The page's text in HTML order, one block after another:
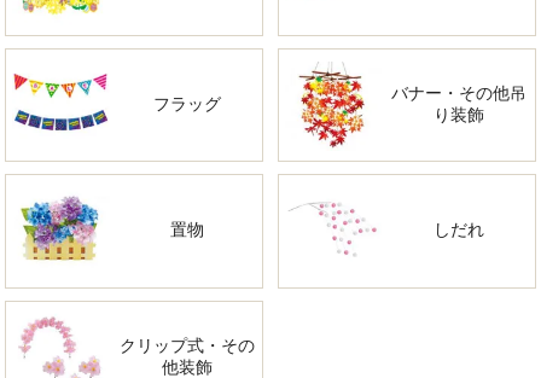
フラッグ
バナー・その他吊
り装飾
置物 しだれ
クリップ式・その
他装飾